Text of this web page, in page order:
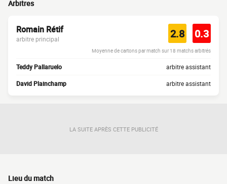
Arbitres
Romain Rétif
arbitre principal 2.8 0.3
Moyenne de cartons par match sur 18 matchs arbitrés
Teddy Pallaruelo arbitre assistant
David Plainchamp arbitre assistant
LA SUITE APRÈS CETTE PUBLICITÉ
Lieu du match